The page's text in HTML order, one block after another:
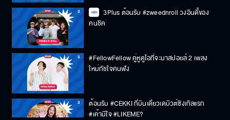
3Plus ต้อนรับ #zweednroll วงอินดี้ของ
คนชิค
#FellowFellow คู่หูดูโอที่จะมาสปอยล์ 2 เพลง
ใหม่ทัชใจคนฟัง
ต้อนรับ #CEKKI ที่บินเดี่ยวเดบิวต์ซิงเกิลแรก
#เค้ามีใจ #LIKEME?